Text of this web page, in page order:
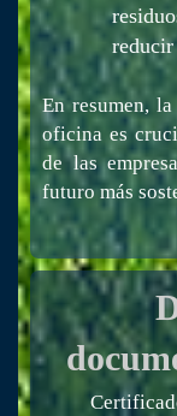
reducir
En resumen,
oficina es
de las
futuro más